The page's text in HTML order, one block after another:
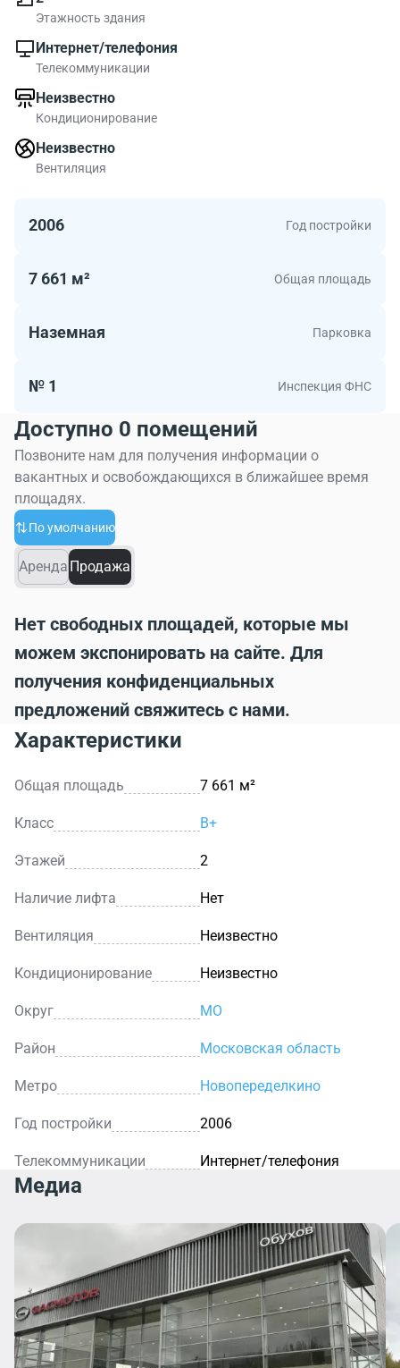
Этажность здания
Интернет/телефония
Телекоммуникации
Неизвестно
Кондиционирование
Неизвестно
Вентиляция
2006 Год постройки
7 661 м² Общая площадь
Наземная Парковка
№ 1 Инспекция ФНС
Доступно 0 помещений
Позвоните нам для получения информации о
вакантных и освобождающихся в ближайшее время
площадях.
По умолчанию
Аренда Продажа
Нет свободных площадей, которые мы
можем экспонировать на сайте. Для
получения конфиденциальных
предложений свяжитесь с нами.
Характеристики
Общая площадь 7 661 м²
Класс B+
Этажей 2
Наличие лифта Нет
Вентиляция Неизвестно
Кондиционирование Неизвестно
Округ МО
Район Московская область
Метро Новопеределкино
Год постройки 2006
Телекоммуникации Интернет/телефония
Медиа